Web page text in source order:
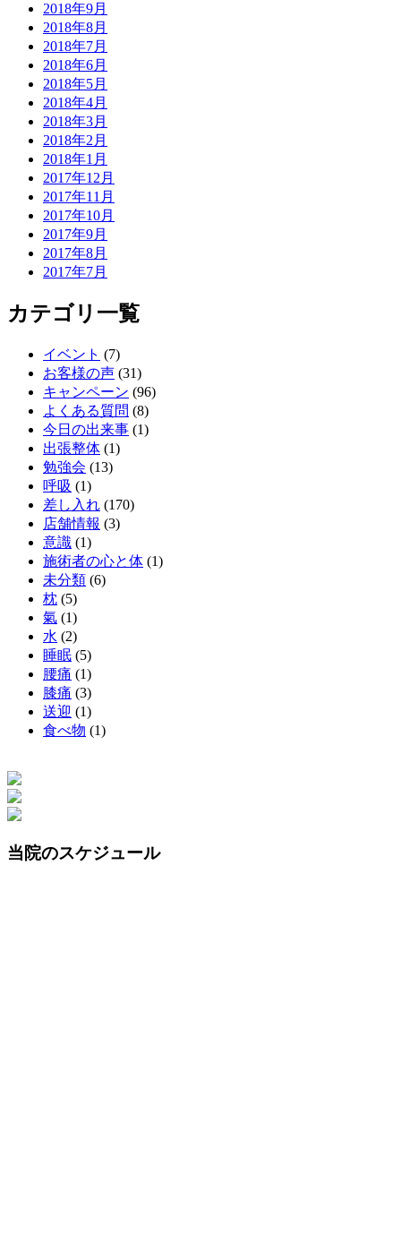
2018年9月
2018年8月
2018年7月
2018年6月
2018年5月
2018年4月
2018年3月
2018年2月
2018年1月
2017年12月
2017年11月
2017年10月
2017年9月
2017年8月
2017年7月
カテゴリ一覧
イベント (7)
お客様の声 (31)
キャンペーン (96)
よくある質問 (8)
今日の出来事 (1)
出張整体 (1)
勉強会 (13)
呼吸 (1)
差し入れ (170)
店舗情報 (3)
意識 (1)
施術者の心と体 (1)
未分類 (6)
枕 (5)
氣 (1)
水 (2)
睡眠 (5)
腰痛 (1)
膝痛 (3)
送迎 (1)
食べ物 (1)
当院のスケジュール